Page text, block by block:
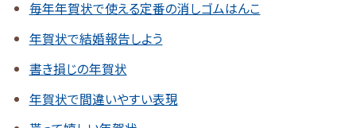
毎年年賀状で使える定番の消しゴムはんこ
年賀状で結婚報告しよう
書き損じの年賀状
年賀状で間違いやすい表現